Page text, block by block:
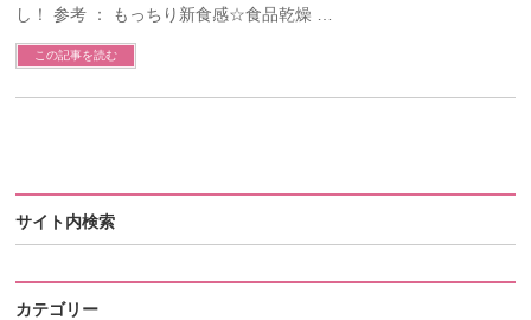
し！ 参考 ： もっちり新食感☆食品乾燥 …
この記事を読む
サイト内検索
カテゴリー